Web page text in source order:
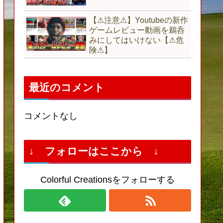
【⚠注意⚠】Youtubeの新作
ゲームレビュー動画を鵜呑
みにしてはいけない【⚠危
険⚠】
最近のコメント
コメントなし
↓ フォローはここから ↓
Colorful Creationsをフォローする